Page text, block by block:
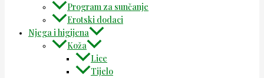
Program za sunčanje
Erotski dodaci
Njega i higijena
Koža
Lice
Tijelo